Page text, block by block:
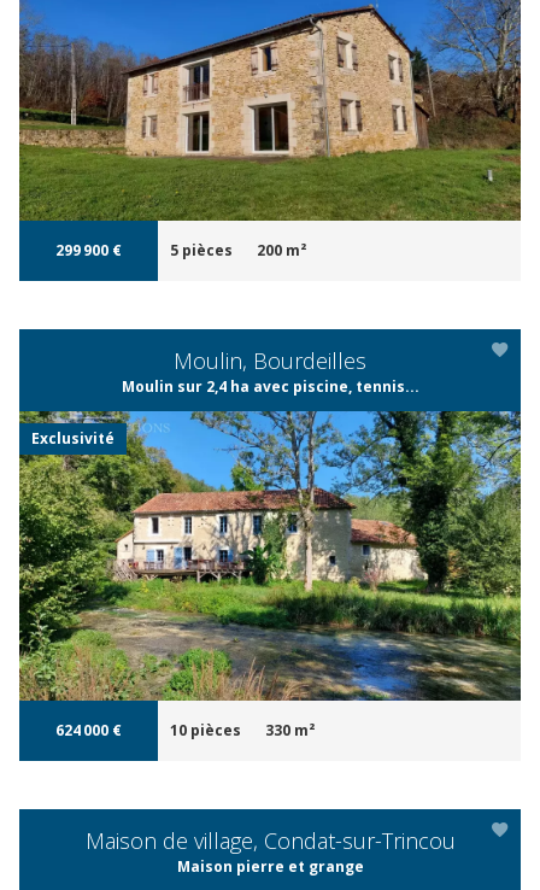
APERÇU
299 900 € 5 pièces 200 m²
Moulin, Bourdeilles
Moulin sur 2,4 ha avec piscine, tennis...
APERÇU
624 000 € 10 pièces 330 m²
Exclusivité
Maison de village, Condat-sur-Trincou
Maison pierre et grange